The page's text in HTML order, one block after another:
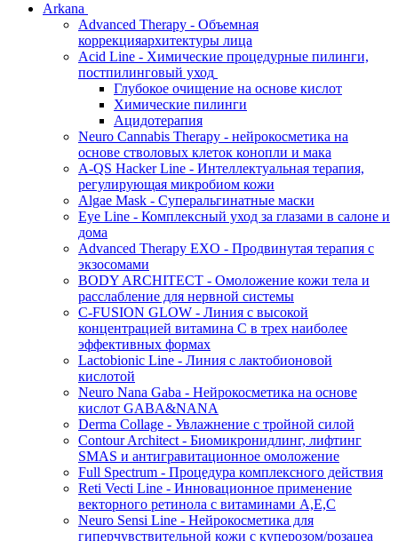
Arkana
Advanced Therapy - Объемная
коррекцияархитектуры лица
Acid Line - Химические процедурные пилинги,
постпилинговый уход
Глубокое очищение на основе кислот
Химические пилинги
Ацидотерапия
Neuro Cannabis Therapy - нейрокосметика на
основе стволовых клеток конопли и мака
A-QS Hacker Line - Интеллектуальная терапия,
регулирующая микробиом кожи
Algae Mask - Суперальгинатные маски
Eye Line - Комплексный уход за глазами в салоне и
дома
Advanced Therapy EXO - Продвинутая терапия с
экзосомами
BODY ARCHITECT - Омоложение кожи тела и
расслабление для нервной системы
C-FUSION GLOW - Линия с высокой
концентрацией витамина C в трех наиболее
эффективных формах
Lactobionic Line - Линия с лактобионовой
кислотой
Neuro Nana Gaba - Нейрокосметика на основе
кислот GABA&NANA
Derma Collage - Увлажнение с тройной силой
Contour Architect - Биомикронидлинг, лифтинг
SMAS и антигравитационное омоложение
Full Spectrum - Процедура комплексного действия
Reti Vecti Line - Инновационное применение
векторного ретинола с витаминами A,Е,С
Neuro Sensi Line - Нейрокосметика для
гиперчувствительной кожи с куперозом/розацеа